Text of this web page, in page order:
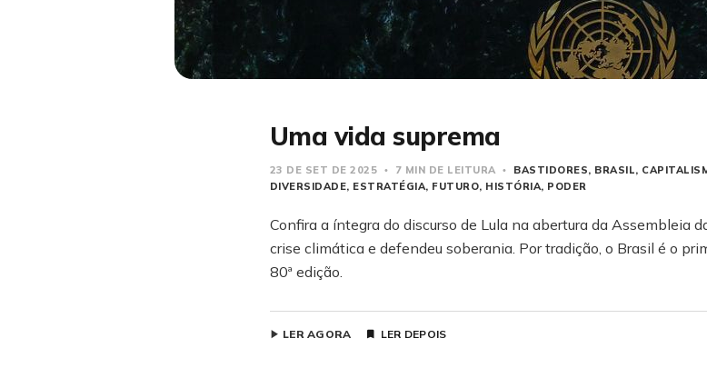
Uma vida suprema
23 DE SET DE 2025 7 MIN DE LEITURA BASTIDORES BRASIL
DIVERSIDADE ESTRATÉGIA FUTURO HISTÓRIA PODER
Confira a íntegra do discurso de Lula na abertura da Assembleia
crise climática e defendeu soberania. Por tradição, o Brasil é o
80ª edição.
LER AGORA LER DEPOIS